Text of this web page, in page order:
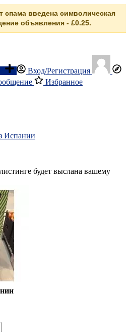
спама введена символическая
объявления - £0.25.
Вход/Регистрация
Избранное
Испании
будет выслана вашему